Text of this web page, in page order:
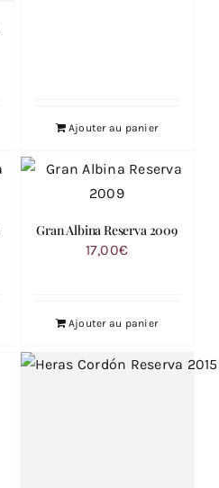
Ajouter au panier
Gran Albina Reserva 2009
17,00€
Ajouter au panier